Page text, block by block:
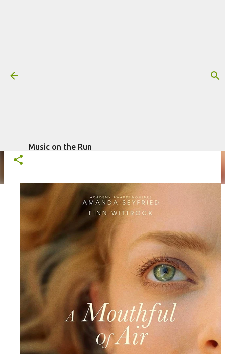
Music on the Run
Trilha sonora: Respire Fundo, por